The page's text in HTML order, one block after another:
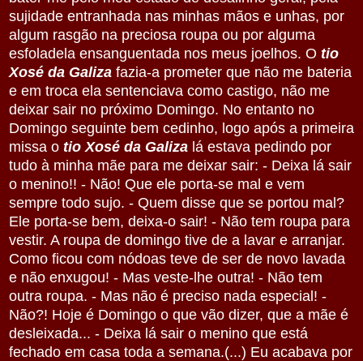
sujidade entranhada nas minhas mãos e unhas, por
algum rasgão na preciosa roupa ou por alguma
esfoladela ensanguentada nos meus joelhos. O tio
Xosé da Galiza fazia-a prometer que não me bateria
e em troca ela sentenciava como castigo, não me
deixar sair no próximo Domingo. No entanto no
Domingo seguinte bem cedinho, logo após a primeira
missa o tio Xosé da Galiza lá estava pedindo por
tudo à minha mãe para me deixar sair: - Deixa lá sair
o menino!! - Não! Que ele porta-se mal e vem
sempre todo sujo. - Quem disse que se portou mal?
Ele porta-se bem, deixa-o sair! - Não tem roupa para
vestir. A roupa de domingo tive de a lavar e arranjar.
Como ficou com nódoas teve de ser de novo lavada
e não enxugou! - Mas veste-lhe outra! - Não tem
outra roupa. - Mas não é preciso nada especial! -
Não?! Hoje é Domingo o que vão dizer, que a mãe é
desleixada... - Deixa lá sair o menino que está
fechado em casa toda a semana.(...) Eu acabava por